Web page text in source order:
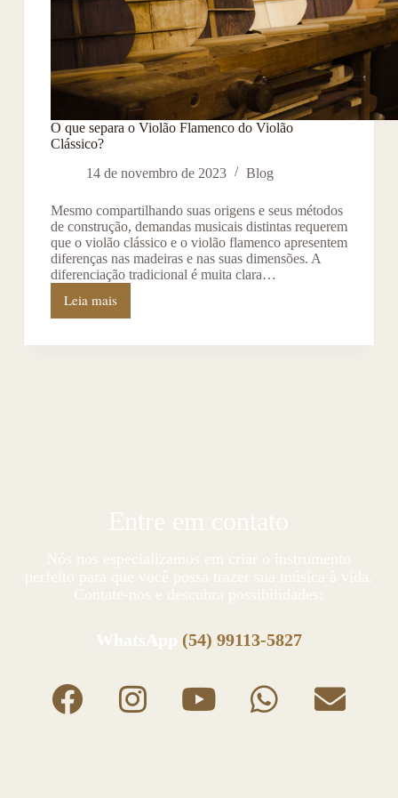
O que separa o Violão Flamenco do Violão
Clássico?
14 de novembro de 2023
Blog
Mesmo compartilhando suas origens e seus métodos
de construção, demandas musicais distintas requerem
que o violão clássico e o violão flamenco apresentem
diferenças nas madeiras e nas suas dimensões. A
diferenciação tradicional é muita clara…
Leia mais
Entre em contato
Nós nos especializamos em criar o instrumento
perfeito para que você possa trazer sua música à vida.
Contate-nos e descubra possibilidades:
WhatsApp (54) 99113-5827